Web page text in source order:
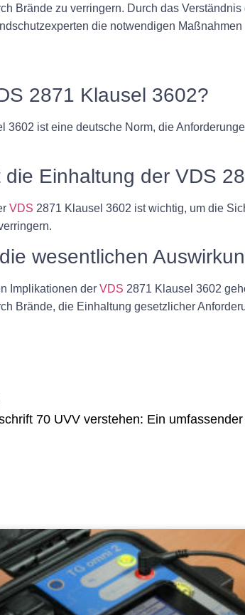
Brände zu verringern. Durch das
die notwendigen
2871 Klausel 3602?
3602 ist eine deutsche Norm, die
die Einhaltung der VDS
VDS 2871 Klausel 3602 ist wichtig, um die
wesentlichen
Implikationen der VDS 2871 Klausel 3602
Brände, die Einhaltung gesetzlicher
70 UVV verstehen: Ein